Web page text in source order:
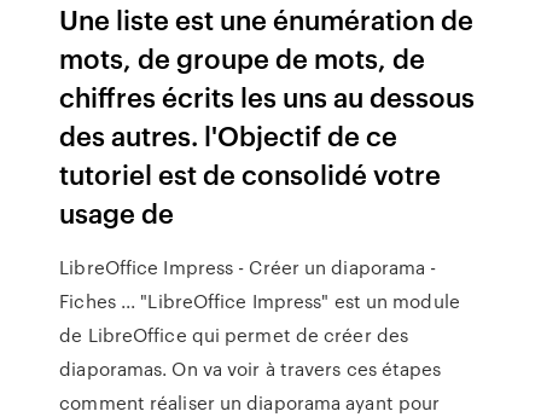
Une liste est une énumération de
mots, de groupe de mots, de
chiffres écrits les uns au dessous
des autres. l'Objectif de ce
tutoriel est de consolidé votre
usage de
LibreOffice Impress - Créer un diaporama -
Fiches ... "LibreOffice Impress" est un module
de LibreOffice qui permet de créer des
diaporamas. On va voir à travers ces étapes
comment réaliser un diaporama ayant pour